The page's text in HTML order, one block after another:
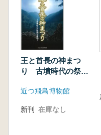
の最新の調査成果
ヤマト王権とのか
いと思います。(開
<目次>
白石太一郎 巻頭論
ヤマト王権
プロローグ 古事
別展によせて
第1章 日向の古墳
王と首長の神まつ
り 古墳時代の祭祀
近つ飛鳥博物館
新刊 在庫なし